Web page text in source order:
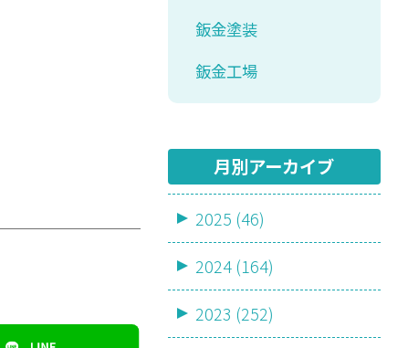
鈑金塗装
鈑金工場
月別アーカイブ
2025 (46)
2024 (164)
2023 (252)